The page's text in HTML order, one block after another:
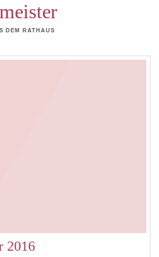
DEM RATHAUS
2016